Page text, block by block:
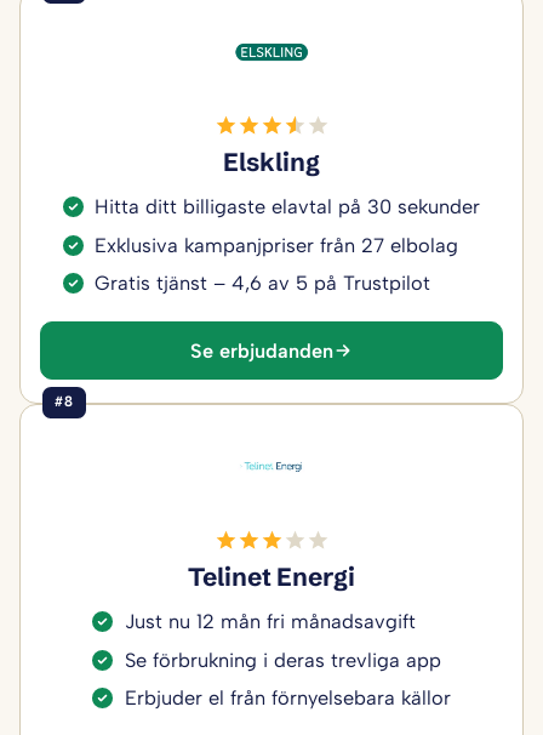
Elskling
Hitta ditt billigaste elavtal på 30 sekunder
Exklusiva kampanjpriser från 27 elbolag
Gratis tjänst – 4,6 av 5 på Trustpilot
Se erbjudanden
#8
Telinet Energi
Just nu 12 mån fri månadsavgift
Se förbrukning i deras trevliga app
Erbjuder el från förnyelsebara källor